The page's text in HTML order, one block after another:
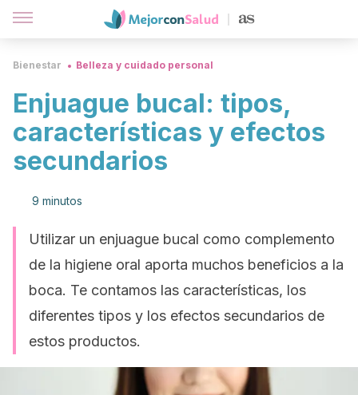
Bienestar Belleza y cuidado personal
Enjuague bucal: tipos,
características y efectos
secundarios
9 minutos
Utilizar un enjuague bucal como complemento
de la higiene oral aporta muchos beneficios a la
boca. Te contamos las características, los
diferentes tipos y los efectos secundarios de
estos productos.